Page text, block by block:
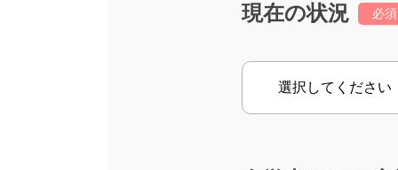
現在の状況 必須